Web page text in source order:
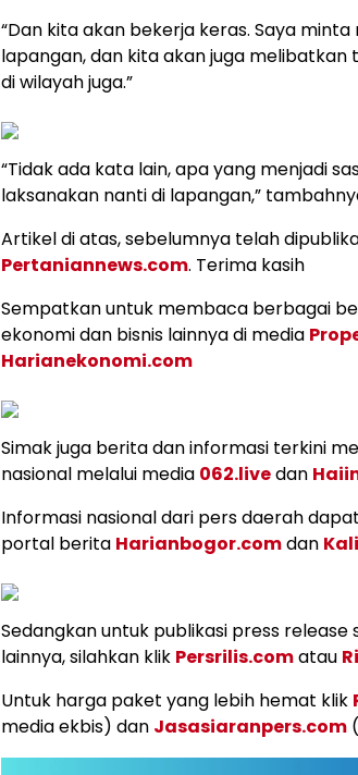
“Dan kita akan bekerja keras. Saya
lapangan, dan kita akan juga
di wilayah juga.”
“Tidak ada kata lain, apa yang menjadi
laksanakan nanti di lapangan,”
Artikel di atas, sebelumnya telah
Pertaniannews.com. Terima kasih
Sempatkan untuk membaca berbagai
ekonomi dan bisnis lainnya di media
Harianekonomi.com
Simak juga berita dan informasi terkini
nasional melalui media 062.livedan
Informasi nasional dari pers daerah
portal berita Harianbogor.comdan
Sedangkan untuk publikasi press
lainnya, silahkan klik Persrilis.comatau
Untuk harga paket yang lebih hemat klik
media ekbis) dan Jasasiaranpers.com